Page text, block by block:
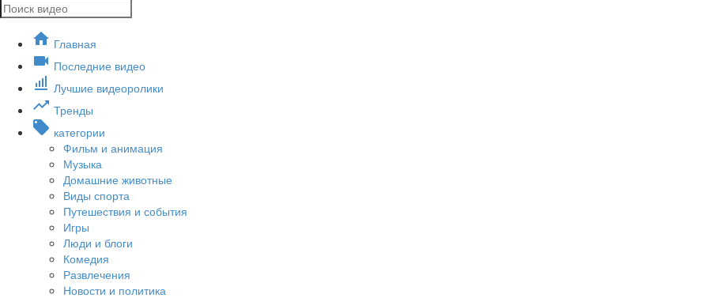
Главная
Последние видео
Лучшие видеоролики
Тренды
категории
Фильм и анимация
Музыка
Домашние животные
Виды спорта
Путешествия и события
Игры
Люди и блоги
Комедия
Развлечения
Новости и политика